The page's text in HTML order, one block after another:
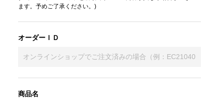
ます。予めご了承ください。)
オーダーＩＤ
商品名